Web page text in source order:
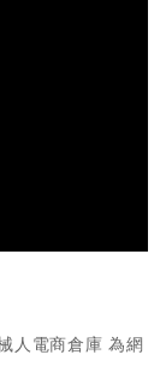
人電商倉庫 為網